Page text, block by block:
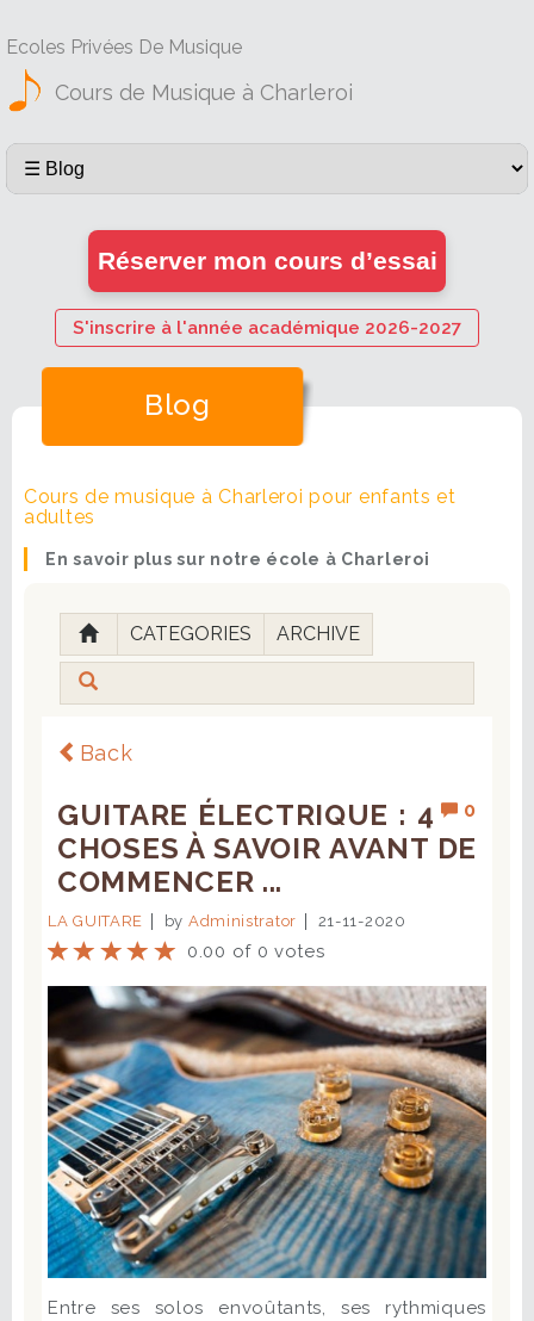
Ecoles Privées De Musique
Cours de Musique à Charleroi
Réserver mon cours d’essai
S'inscrire à l'année académique 2026-2027
Blog
Cours de musique à Charleroi pour enfants et
adultes
En savoir plus sur notre école à Charleroi
CATEGORIES ARCHIVE
Back
0
GUITARE ÉLECTRIQUE : 4
CHOSES À SAVOIR AVANT DE
COMMENCER ...
LA GUITARE by Administrator 21-11-2020
0.00 of 0 votes
Entre ses solos envoûtants, ses rythmiques